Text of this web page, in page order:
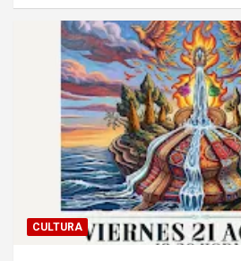
CULTURA